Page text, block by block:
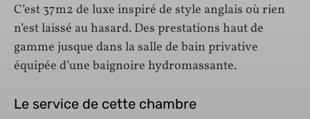
C’est 37m2 de luxe inspiré de style anglais où rien
n’est laissé au hasard. Des prestations haut de
gamme jusque dans la salle de bain privative
équipée d’une baignoire hydromassante.
Le service de cette chambre